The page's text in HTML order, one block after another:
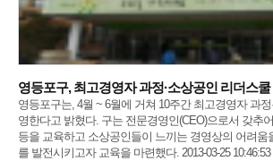
영등포구, 최고경영자 과정·소상공인 리더스
영등포구는, 4월 ~ 6월에 거쳐 10주간 최고경영자 과
영한다고 밝혔다. 구는 전문경영인(CEO)으로서 갖추
등을 교육하고 소상공인들이 느끼는 경영상의 어려움
를 발전시키고자 교육을 마련했다. 2013-03-25 10:46:53